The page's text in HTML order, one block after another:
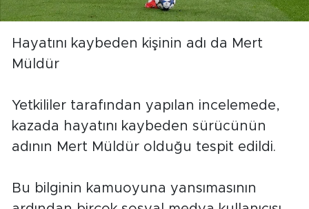
Hayatını kaybeden kişinin adı da Mert
Müldür
Yetkililer tarafından yapılan incelemede,
kazada hayatını kaybeden sürücünün
adının Mert Müldür olduğu tespit edildi.
Bu bilginin kamuoyuna yansımasının